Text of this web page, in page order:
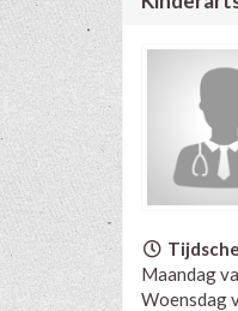
Maandag
Woensdag